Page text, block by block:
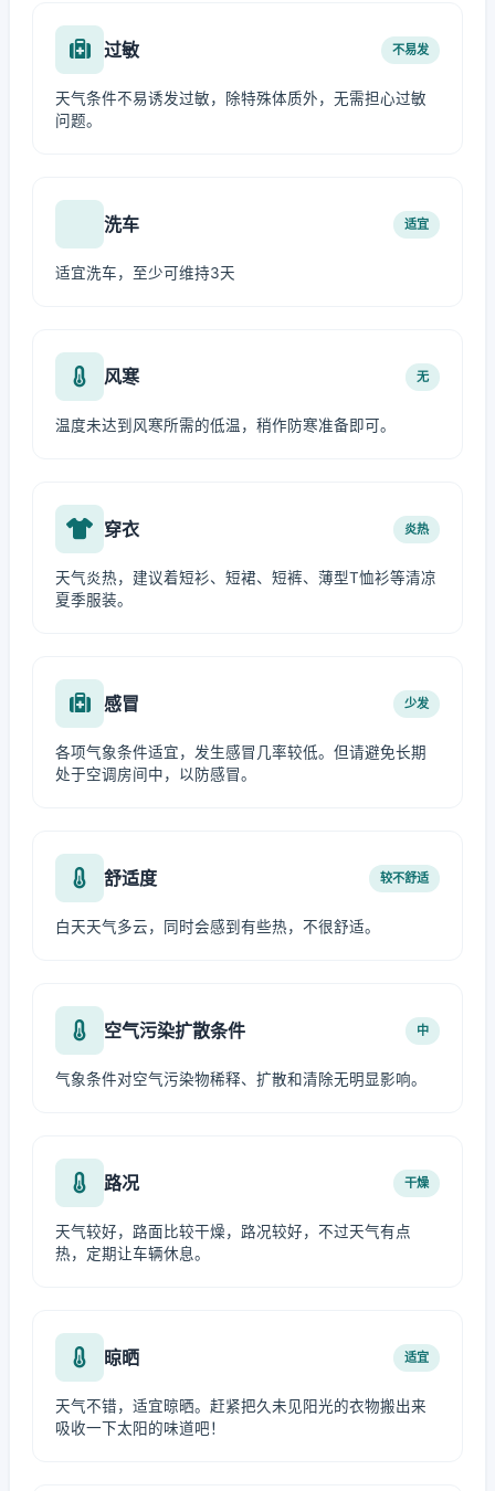
过敏 不易发
天气条件不易诱发过敏，除特殊体质外，无需担心过敏
问题。
洗车 适宜
适宜洗车，至少可维持3天
风寒 无
温度未达到风寒所需的低温，稍作防寒准备即可。
穿衣 炎热
天气炎热，建议着短衫、短裙、短裤、薄型T恤衫等清凉
夏季服装。
感冒 少发
各项气象条件适宜，发生感冒几率较低。但请避免长期
处于空调房间中，以防感冒。
舒适度 较不舒适
白天天气多云，同时会感到有些热，不很舒适。
空气污染扩散条件 中
气象条件对空气污染物稀释、扩散和清除无明显影响。
路况 干燥
天气较好，路面比较干燥，路况较好，不过天气有点
热，定期让车辆休息。
晾晒 适宜
天气不错，适宜晾晒。赶紧把久未见阳光的衣物搬出来
吸收一下太阳的味道吧！